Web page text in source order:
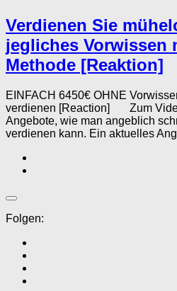
Verdienen Sie
jegliches Vorwissen
Methode [Reaktion]
EINFACH 6450€ OHNE
verdienen [Reaction] Zum
Angebote, wie man angeblich
verdienen kann. Ein aktuelles
Folgen: